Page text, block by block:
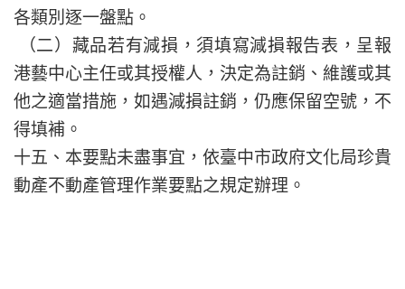
各類別逐一盤點。
（二）藏品若有減損，須填寫減損報告表，呈報
港藝中心主任或其授權人，決定為註銷、維護或其
他之適當措施，如遇減損註銷，仍應保留空號，不
得填補。
十五、本要點未盡事宜，依臺中市政府文化局珍貴
動產不動產管理作業要點之規定辦理。